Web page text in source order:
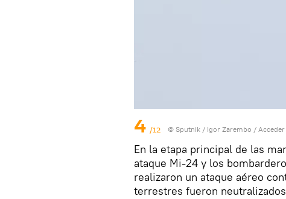
4 /12 © Sputnik / Igor Zarembo /
En la etapa principal de las
ataque Mi-24 y los
realizaron un ataque aéreo
terrestres fueron